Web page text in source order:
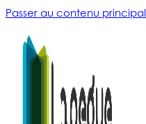
Passer au contenu principal